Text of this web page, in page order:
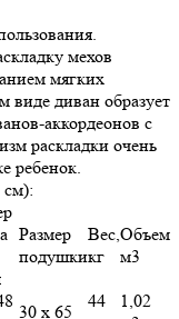
мехов
мягких
виде диван образует
аккордеонов с
раскладки очень
ребенок.
см):
Размер
подушки
Вес,
кг
Объем
м3
30 х 65
44
1,02